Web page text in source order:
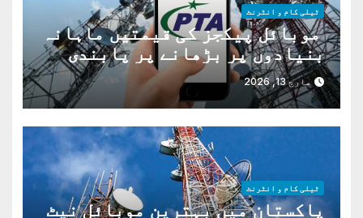
ٹیلی کام و انٹرنٹ
موبائل پیکجز کی قیمتیں ماہانہ
بنیادوں پر بڑھانے پر پابندی
مارچ 13, 2026
ٹیلی کام و انٹرنٹ
پاکستان میں بہترین موبائل نیٹ